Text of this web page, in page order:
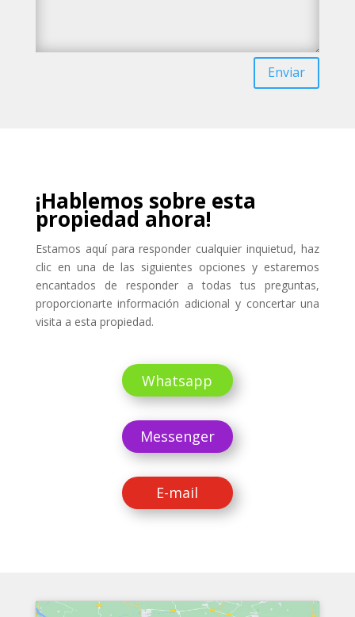
Enviar
¡Hablemos sobre esta
propiedad ahora!
Estamos aquí para responder cualquier inquietud, haz
clic en una de las siguientes opciones y estaremos
encantados de responder a todas tus preguntas,
proporcionarte información adicional y concertar una
visita a esta propiedad.
Whatsapp
Messenger
E-mail